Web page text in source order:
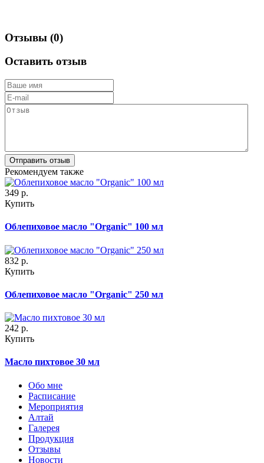
Отзывы (0)
Оставить отзыв
Рекомендуем также
349 р.
Купить
Облепиховое масло "Organic" 100 мл
832 р.
Купить
Облепиховое масло "Organic" 250 мл
242 р.
Купить
Масло пихтовое 30 мл
Обо мне
Расписание
Мероприятия
Алтай
Галерея
Продукция
Отзывы
Новости